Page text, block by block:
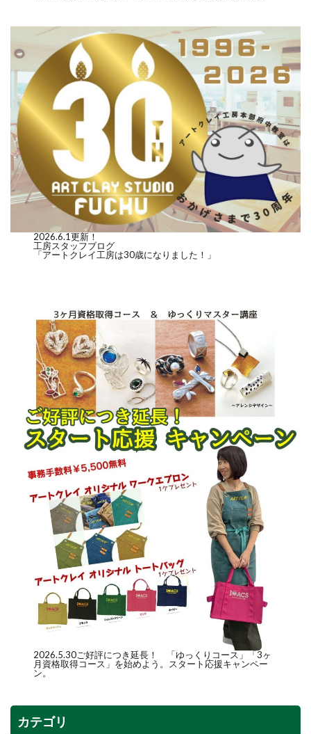
2026.6.1更新！
工房スタッフブログ
「アートクレイ工房は30歳になりました！」
2026.5.30ご好評につき延長！ 「ゆっくりコース 」「3ヶ
月資格取得コース 」を始めよう。スタート応援キャンペー
ン。
カテゴリ